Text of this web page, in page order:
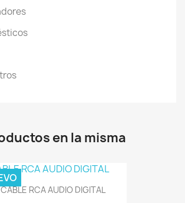
en la misma
CABLE RCA AUDIO DIGITAL